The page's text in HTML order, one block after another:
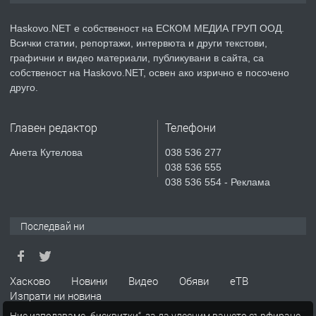
преди 4 дни
ПРЕДЛАГА
Продавам парцел в гр. Хасково кв.
СГЛОБЯВАНЕ НА МЕБЕЛИ.
апартамент под наем в кв.
Училищни, гр. Хасково.
Haskovo.NET е собственост на ЕСКОМ МЕДИА ГРУП ООД.
Всички статии, репортажи, интервюта и други текстови,
графични и видео материали, публикувани в сайта, са
собственост на Haskovo.NET, освен ако изрично е посочено
друго.
Главен редактор
Анета Кутелова
Телефони
038 536 277
038 536 555
038 536 554 - Реклама
Последвай ни
Хасково Новини Видео Обяви
еТВ
Изпрати ни новина